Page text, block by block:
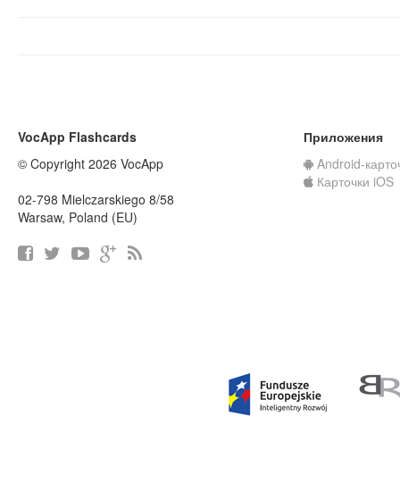
VocApp Flashcards
© Copyright 2026 VocApp
02-798 Mielczarskiego 8/58
Warsaw, Poland (EU)
Приложения
Android-
Карточки iOS